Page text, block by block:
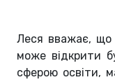
Леся вважає, що
може відкрити
сферою освіти,